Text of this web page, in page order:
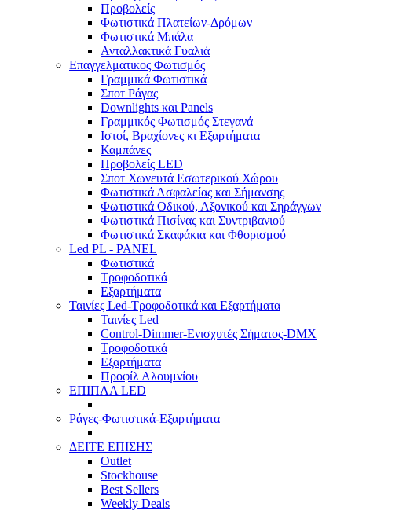
Προβολείς
Φωτιστικά Πλατείων-Δρόμων
Φωτιστικά Μπάλα
Ανταλλακτικά Γυαλιά
Επαγγελματικος Φωτισμός
Γραμμικά Φωτιστικά
Σποτ Ράγας
Downlights και Panels
Γραμμικός Φωτισμός Στεγανά
Ιστοί, Βραχίονες κι Εξαρτήματα
Καμπάνες
Προβολείς LED
Σποτ Χωνευτά Εσωτερικού Χώρου
Φωτιστικά Ασφαλείας και Σήμανσης
Φωτιστικά Οδικού, Αξονικού και Σηράγγων
Φωτιστικά Πισίνας και Συντριβανιού
Φωτιστικά Σκαφάκια και Φθορισμού
Led PL - PANEL
Φωτιστικά
Τροφοδοτικά
Εξαρτήματα
Ταινίες Led-Τροφοδοτικά και Εξαρτήματα
Ταινίες Led
Control-Dimmer-Ενισχυτές Σήματος-DMX
Τροφοδοτικά
Εξαρτήματα
Προφίλ Αλουμνίου
ΕΠΙΠΛΑ LED
Ράγες-Φωτιστικά-Εξαρτήματα
ΔΕΙΤΕ ΕΠΙΣΗΣ
Outlet
Stockhouse
Best Sellers
Weekly Deals